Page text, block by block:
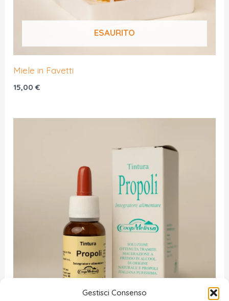
Gestisci Consenso
ESAURITO
Miele in Favetti
15,00€